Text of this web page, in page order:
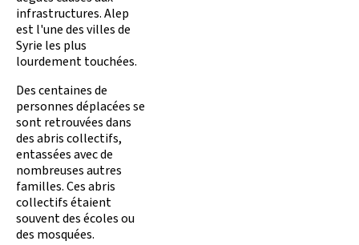
infrastructures. Alep
est l'une des villes de
Syrie les plus
lourdement touchées.
Des centaines de
personnes déplacées se
sont retrouvées dans
des abris collectifs,
entassées avec de
nombreuses autres
familles. Ces abris
collectifs étaient
souvent des écoles ou
des mosquées.